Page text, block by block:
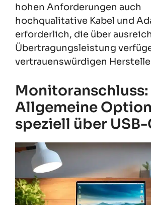
hohen Anforderungen auch
hochqualitative Kabel und
erforderlich, die über
Übertragungsleistung
vertrauenswürdigen
Monitoranschluss:
Allgemeine
speziell über USB-